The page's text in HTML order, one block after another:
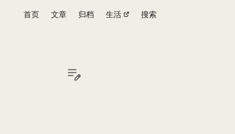
首页 文章 归档 生活 搜索